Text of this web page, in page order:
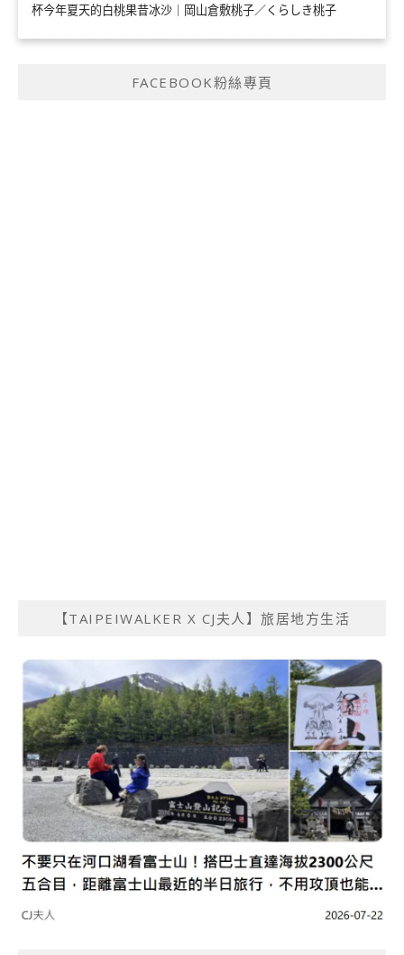
杯今年夏天的白桃果昔冰沙｜岡山倉敷桃子／くらしき桃子
FACEBOOK粉絲專頁
【TAIPEIWALKER X CJ夫人】旅居地方生活